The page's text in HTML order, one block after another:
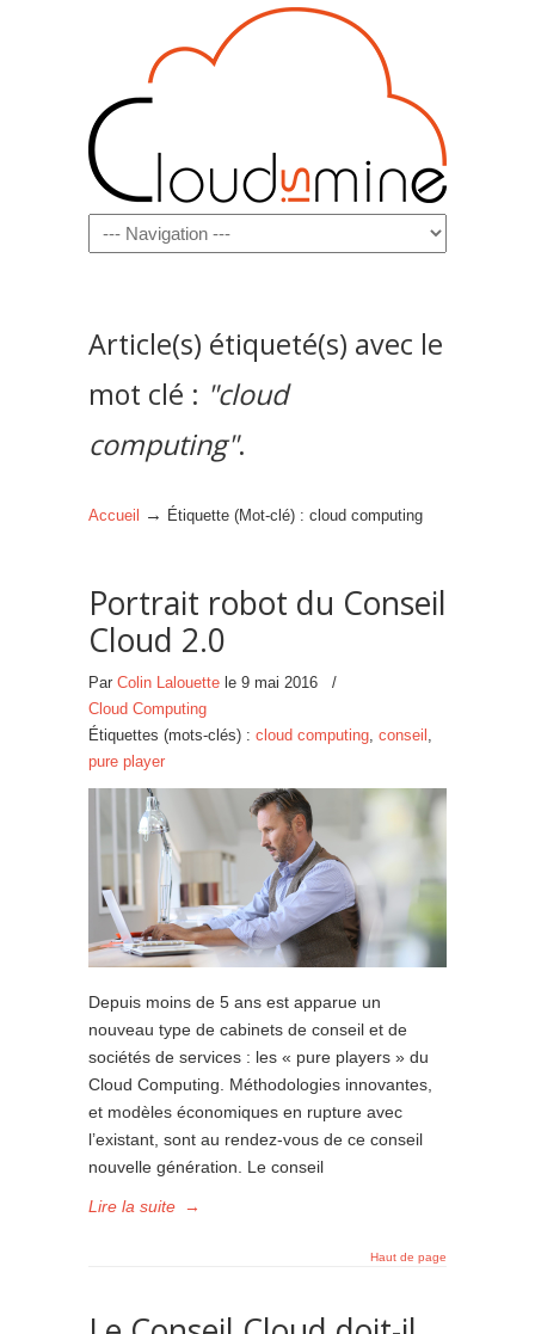
Navigation
Article(s) étiqueté(s) avec le
mot clé : "cloud
computing".
Accueil → Étiquette (Mot-clé) : cloud computing
Portrait robot du Conseil
Cloud 2.0
Par Colin Lalouette le 9 mai 2016
/
Cloud Computing
Étiquettes (mots-clés) : cloud computing, conseil ,
pure player
Depuis moins de 5 ans est apparue un
nouveau type de cabinets de conseil et de
sociétés de services : les « pure players » du
Cloud Computing. Méthodologies innovantes,
et modèles économiques en rupture avec
l’existant, sont au rendez-vous de ce conseil
nouvelle génération. Le conseil
Lire la suite →
Haut de page